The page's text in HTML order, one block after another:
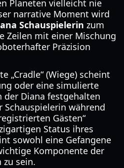
Planeten vielleicht nie
narrative Moment wird
Schauspielerin zum
Zeilen mit einer Mischung
Präzision
„Cradle“ (Wiege) scheint
oder eine simulierte
der Diana festgehalten
Schauspielerin während
Gästen“
Status ihres
sowohl eine Gefangene
Komponente der
zu sein.